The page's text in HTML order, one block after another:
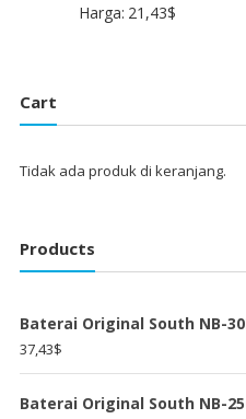
Harga: 21,43$
Cart
Tidak ada produk di keranjang.
Products
Baterai Original South NB-
37,43$
Baterai Original South NB-